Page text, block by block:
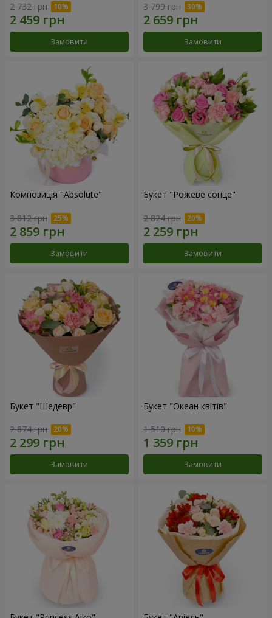
2 732 грн
Замовити
3 799 грн
Замовити
Композиція "Absolute"
3 812 грн
Замовити
Букет "Рожеве сонце"
2 824 грн
Замовити
Букет "Шедевр"
2 874 грн
Замовити
Букет "Океан квітів"
1 510 грн
Замовити